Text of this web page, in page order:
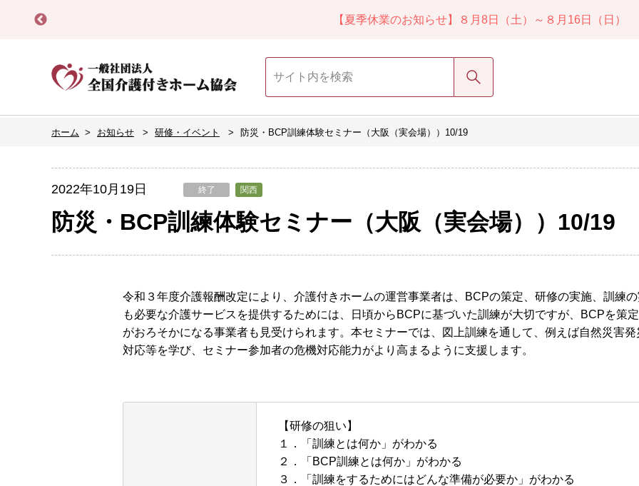
【夏季休業のお知らせ】８月8日（土）～８月16日（日）
検索
ホーム お知らせ 研修・イベント 防災・BCP訓練体験セミナー（大阪（実会場））10/19
2022年10月19日 終了 関西
防災・BCP訓練体験セミナー（大阪（実会場））10/19
令和３年度介護報酬改定により、介護付きホームの運営事業者は、BCPの策定、研修の実施、訓練
も必要な介護サービスを提供するためには、日頃からBCPに基づいた訓練が大切ですが、BCPを策
がおろそかになる事業者も見受けられます。本セミナーでは、図上訓練を通して、例えば自然災害
対応等を学び、セミナー参加者の危機対応能力がより高まるように支援します。
【研修の狙い】
１．「訓練とは何か」がわかる
２．「BCP訓練とは何か」がわかる
３．「訓練をするためにはどんな準備が必要か」がわかる